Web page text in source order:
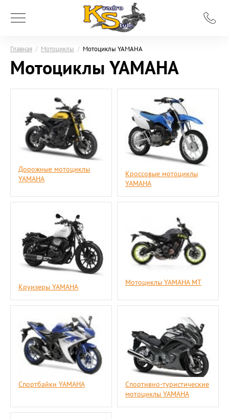
Главная / Мотоциклы / Мотоциклы YAMAHA
Мотоциклы YAMAHA
Дорожные мотоциклы
YAMAHA
Кроссовые мотоциклы
YAMAHA
Круизеры YAMAHA Мотоциклы YAMAHA MT
Спортбайки YAMAHA
Спортивно-туристические
мотоциклы YAMAHA